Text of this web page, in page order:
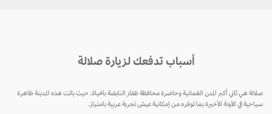
أسباب تدفعك لزيارة صلالة
صلالة هي ثاني أكبر المدن العُمانية وحاضرة محافظة ظفار النابضة بالحياة. حيث باتت هذه المدينة ظاهرة
سياحية في الآونة الأخيرة بما توفره من إمكانية عيش تجربة عربية بامتياز.